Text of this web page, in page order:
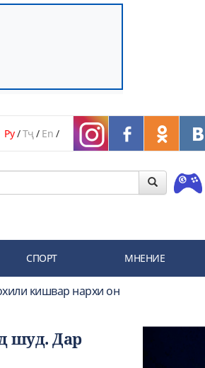
Ру/Тҷ/ En /
СПОРТ МНЕНИЕ
кишвар нархи он
шуд. Дар